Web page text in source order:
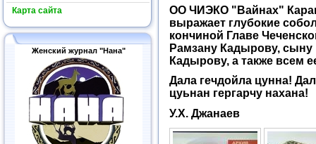
Карта сайта
Женский журнал "Нана"
ОО ЧИЭКО "Вайнах"
выражает глубокие
кончиной Главе
Рамзану Кадырову,
Кадырову, а также всем
Дала гечдойла цунна!
цуьнан гергарчу нахана!
У.Х. Джанаев